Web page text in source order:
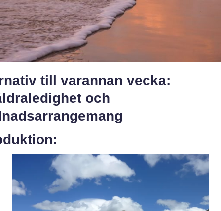
till varannan vecka:
och